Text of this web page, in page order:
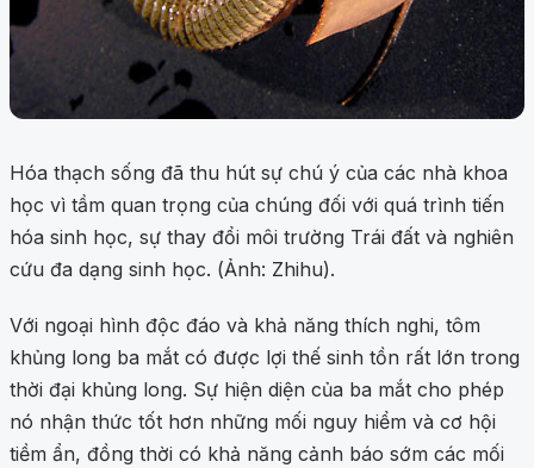
Hóa thạch sống đã thu hút sự chú ý của các nhà khoa
học vì tầm quan trọng của chúng đối với quá trình tiến
hóa sinh học, sự thay đổi môi trường Trái đất và nghiên
cứu đa dạng sinh học. (Ảnh: Zhihu).
Với ngoại hình độc đáo và khả năng thích nghi, tôm
khủng long ba mắt có được lợi thế sinh tồn rất lớn trong
thời đại khủng long. Sự hiện diện của ba mắt cho phép
nó nhận thức tốt hơn những mối nguy hiểm và cơ hội
tiềm ẩn, đồng thời có khả năng cảnh báo sớm các mối